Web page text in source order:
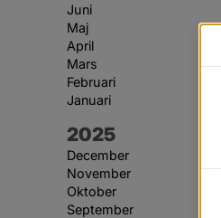
Juni
Maj
April
Mars
Februari
Januari
År:
2025
December
November
Oktober
September